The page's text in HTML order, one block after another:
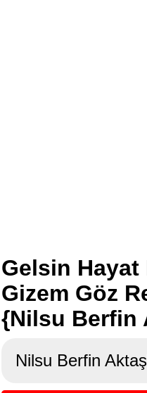
Gelsin
Gizem Göz
{Nilsu Berfin
Nilsu Berfin